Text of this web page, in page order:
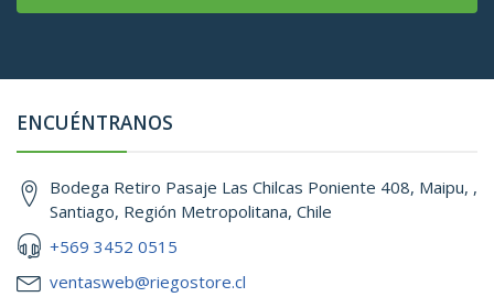
ENCUÉNTRANOS
Bodega Retiro Pasaje Las Chilcas Poniente 408, Maipu, ,
Santiago, Región Metropolitana, Chile
+569 3452 0515
ventasweb@riegostore.cl